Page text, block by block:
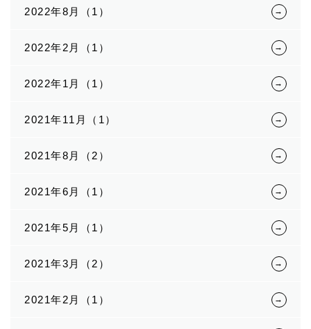
2022年8月（1）
2022年2月（1）
2022年1月（1）
2021年11月（1）
2021年8月（2）
2021年6月（1）
2021年5月（1）
2021年3月（2）
2021年2月（1）